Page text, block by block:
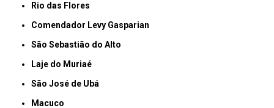
Rio das Flores
Comendador Levy Gasparian
São Sebastião do Alto
Laje do Muriaé
São José de Ubá
Macuco